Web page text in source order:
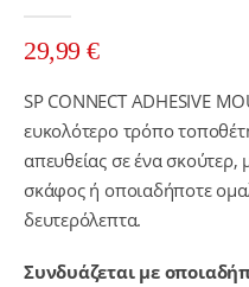
29,99€
SP CONNECT ADHESIVE
ευκολότερο τρόπο
απευθείας σε ένα σκούτερ,
σκάφος ή οποιαδήποτε
δευτερόλεπτα.
Συνδυάζεται με